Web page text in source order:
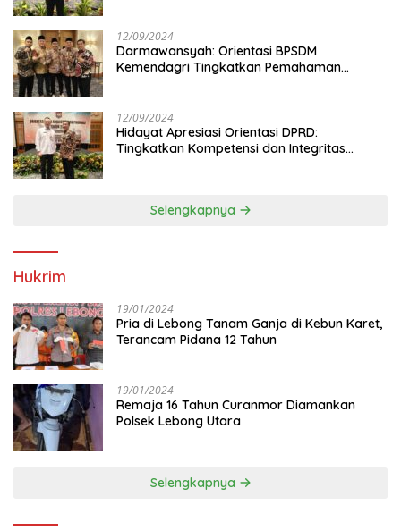
12/09/2024
Darmawansyah: Orientasi BPSDM
Kemendagri Tingkatkan Pemahaman
12/09/2024
Hidayat Apresiasi Orientasi DPRD:
Tingkatkan Kompetensi dan Integritas
Selengkapnya
Hukrim
19/01/2024
Pria di Lebong Tanam Ganja di Kebun Karet,
Terancam Pidana 12 Tahun
19/01/2024
Remaja 16 Tahun Curanmor Diamankan
Polsek Lebong Utara
Selengkapnya